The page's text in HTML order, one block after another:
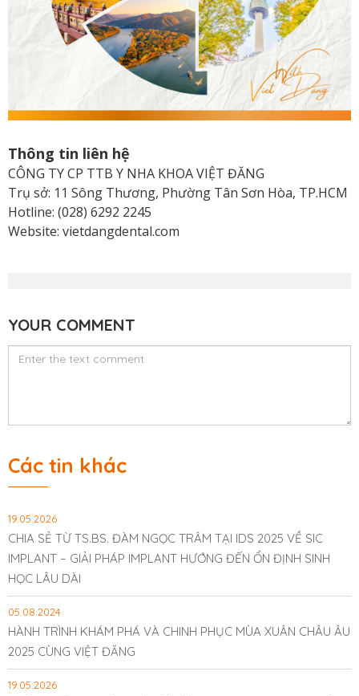
Thông tin liên hệ
CÔNG TY CP TTB Y NHA KHOA VIỆT ĐĂNG
Trụ sở: 11 Sông Thương, Phường Tân Sơn Hòa, TP.HCM
Hotline: (028) 6292 2245
Website: vietdangdental.com
YOUR COMMENT
Các tin khác
19.05.2026
CHIA SẺ TỪ TS.BS. ĐÀM NGỌC TRÂM TẠI IDS 2025 VỀ SIC
IMPLANT – GIẢI PHÁP IMPLANT HƯỚNG ĐẾN ỔN ĐỊNH SINH
HỌC LÂU DÀI
05.08.2024
HÀNH TRÌNH KHÁM PHÁ VÀ CHINH PHỤC MÙA XUÂN CHÂU ÂU
2025 CÙNG VIỆT ĐĂNG
19.05.2026